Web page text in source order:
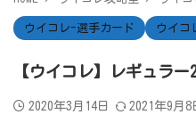
ウイコレ-選手カード ウイコ
【ウイコレ】レギュラー
2020年3月14日 2021年9月8